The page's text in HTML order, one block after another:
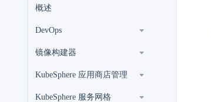
概述
DevOps
镜像构建器
KubeSphere 应用商店管理
KubeSphere 服务网格